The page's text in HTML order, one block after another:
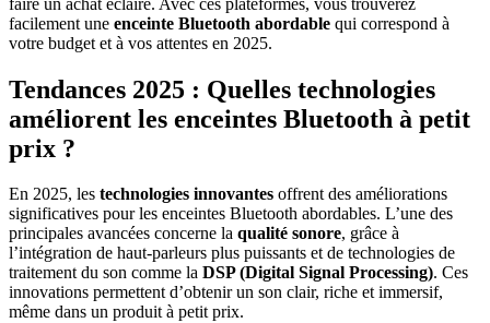
facilement une enceinte Bluetooth abordable qui correspond à
votre budget et à vos attentes en 2025.
Tendances 2025 : Quelles technologies
améliorent les enceintes Bluetooth à petit
prix ?
En 2025, les technologies innovantes offrent des améliorations
significatives pour les enceintes Bluetooth abordables. L’une des
principales avancées concerne la qualité sonore, grâce à
l’intégration de haut-parleurs plus puissants et de technologies de
traitement du son comme la DSP (Digital Signal Processing). Ces
innovations permettent d’obtenir un son clair, riche et immersif,
même dans un produit à petit prix.